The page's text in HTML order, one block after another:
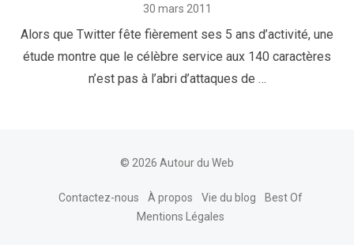
Posted
30 mars 2011
Alors que Twitter fête fièrement ses 5 ans d’activité, une
étude montre que le célèbre service aux 140 caractères
n’est pas à l’abri d’attaques de …
© 2026 Autour du Web
Contactez-nous À propos Vie du blog
Best Of
Mentions Légales